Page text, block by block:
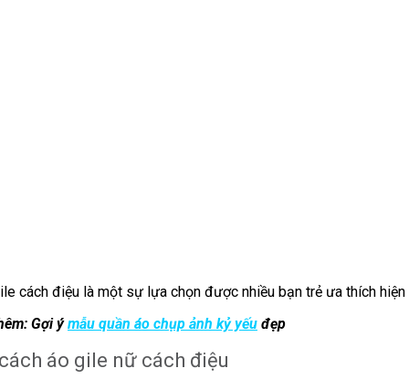
cách điệu là một sự lựa chọn được nhiều bạn trẻ ưa thích hiện
Gợi ýmẫu quần áo chụp ảnh kỷ yếu đẹp
áo gile nữ cách điệu